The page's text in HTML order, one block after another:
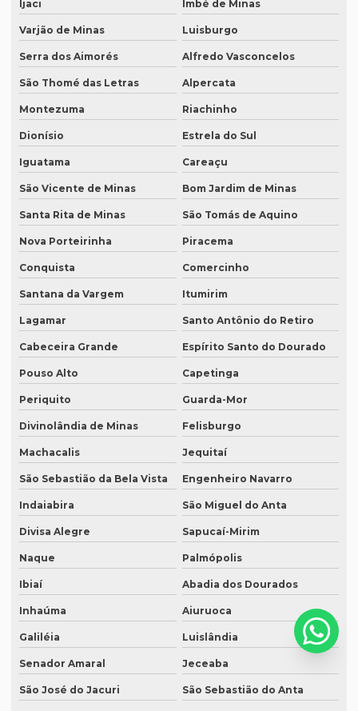
Revisão de textos em japonês
Revisão de textos jurídicos
Revisão de textos em mandarim
Revisão de textos em português
Serviço de degravação de audio
Serviço de degravação de áudio em texto
Serviço de degravação em espanhol
Serviço de intérprete inglês espanhol
Serviço de intérpretes de idiomas
Serviço de legendagem
Serviço de legendagem de vídeos
Serviço de revisão de artigos científicos
Serviço de revisão gramatical profissional
Serviço de revisão ortográfica
Serviço de revisão de teses e dissertações
Serviço de revisão de textos em alemão
Serviço de revisão de textos em árabe
Serviço de revisão de textos em coreano
Serviço de revisão de textos em japonês
Serviço de revisão de textos jurídicos
Serviço de revisão de textos em mandarim
Serviço de tradução
Ijaci Imbé de Minas
Varjão de Minas Luisburgo
Serra dos Aimorés Alfredo Vasconcelos
São Thomé das Letras Alpercata
Montezuma Riachinho
Dionísio Estrela do Sul
Iguatama Careaçu
São Vicente de Minas Bom Jardim de Minas
Santa Rita de Minas São Tomás de Aquino
Nova Porteirinha Piracema
Conquista Comercinho
Santana da Vargem Itumirim
Lagamar Santo Antônio do Retiro
Cabeceira Grande Espírito Santo do Dourado
Pouso Alto Capetinga
Periquito Guarda-Mor
Divinolândia de Minas Felisburgo
Machacalis Jequitaí
São Sebastião da Bela Vista Engenheiro Navarro
Indaiabira São Miguel do Anta
Divisa Alegre Sapucaí-Mirim
Naque Palmópolis
Ibiaí Abadia dos Dourados
Inhaúma Aiuruoca
Galiléia Luislândia
Senador Amaral Jeceaba
São José do Jacuri São Sebastião do Anta